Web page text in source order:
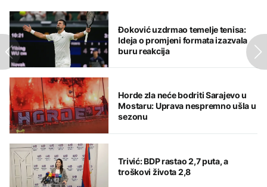
Đoković uzdrmao temelje tenisa:
Ideja o promjeni formata izazvala
buru reakcija
Horde zla neće bodriti Sarajevo u
Mostaru: Uprava nespremno ušla u
sezonu
Trivić: BDP rastao 2,7 puta, a
troškovi života 2,8